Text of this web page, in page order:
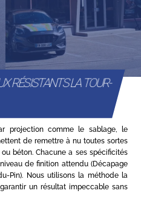
RÉSISTANTS LA TOUR-
projection comme le sablage, le
de remettre à nu toutes sortes
béton. Chacune a ses spécificités
de finition attendu (Décapage
Pin). Nous utilisons la méthode la
un résultat impeccable sans